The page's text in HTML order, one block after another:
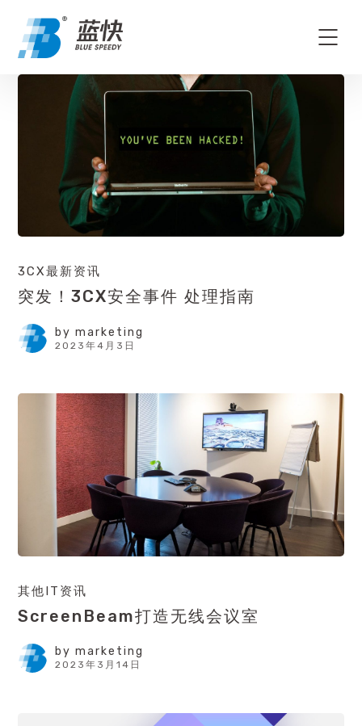
3CX最新资讯
突发！3CX安全事件 处理指南
by marketing
2023年4月3日
其他IT资讯
ScreenBeam打造无线会议室
by marketing
2023年3月14日